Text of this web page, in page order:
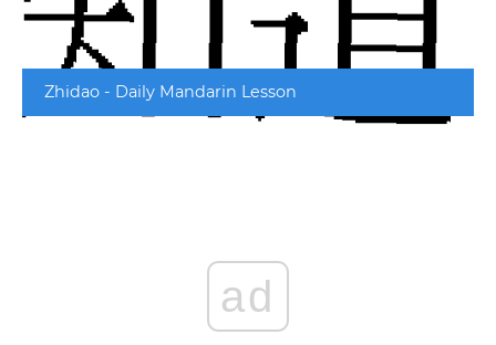
Zhidao - Daily Mandarin Lesson
ad